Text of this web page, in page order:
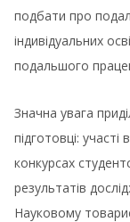
подбати про
індивідуальних
подальшого
Значна увага
підготовці:
конкурсах
результатів
Науковому